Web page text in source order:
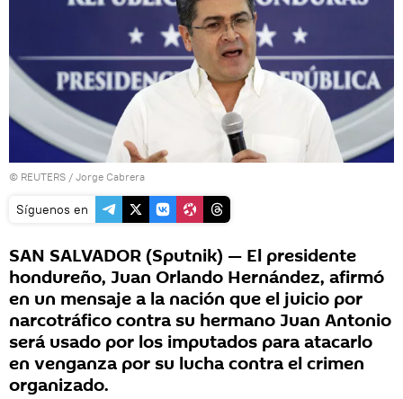
© REUTERS / Jorge Cabrera
Síguenos en
SAN SALVADOR (Sputnik) — El presidente
hondureño, Juan Orlando Hernández, afirmó
en un mensaje a la nación que el juicio por
narcotráfico contra su hermano Juan Antonio
será usado por los imputados para atacarlo
en venganza por su lucha contra el crimen
organizado.